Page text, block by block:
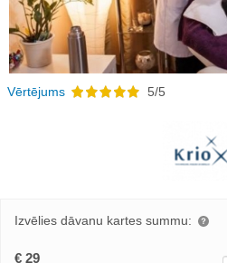
Vērtējums 5/5
Izvēlies dāvanu kartes summu: